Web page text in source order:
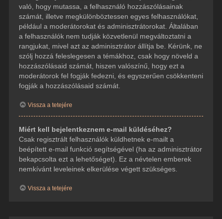
való, hogy mutassa, a felhasználó hozzászólásainak
számát, illetve megkülönböztessen egyes felhasználókat,
például a moderátorokat és adminisztrátorokat. Általában
a felhasználók nem tudják közvetlenül megváltoztatni a
rangjukat, mivel azt az adminisztrátor állítja be. Kérünk, ne
szólj hozzá feleslegesen a témákhoz, csak hogy növeld a
hozzászólásaid számát, hiszen valószínű, hogy ezt a
moderátorok fel fogják fedezni, és egyszerűen csökkenteni
fogják a hozzászólásaid számát.
Vissza a tetejére
Miért kell bejelentkeznem e-mail küldéséhez?
Csak regisztrált felhasználók küldhetnek e-mailt a
beépített e-mail funkció segítségével (ha az adminisztrátor
bekapcsolta ezt a lehetőséget). Ez a névtelen emberek
nemkívánt leveleinek elkerülése végett szükséges.
Vissza a tetejére